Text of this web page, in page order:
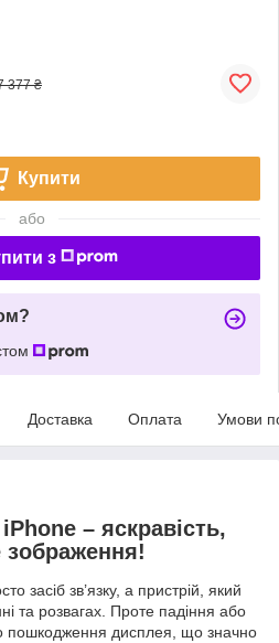
377 ₴
Купити
або
з
Доставка Оплата Умови
– яскравість,
зображення!
засіб зв’язку, а пристрій, який
та розвагах. Проте падіння або
пошкодження дисплея, що значно